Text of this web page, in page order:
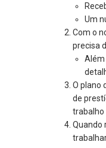
Um
Com o
precisa
Além
O plano
de
trabalho
Quando